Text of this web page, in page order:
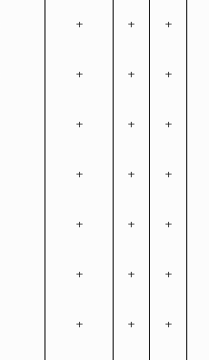
+ + +
+ + +
+ + +
+ + +
+ + +
+ + +
+ + +